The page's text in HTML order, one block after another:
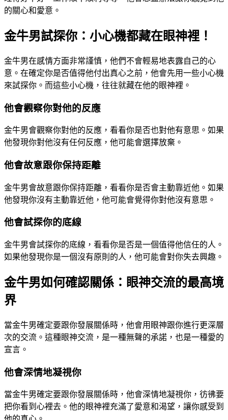
的關心和愛意。
金牛男試探你：小心機都藏在眼神裡！
金牛男在感情方面非常謹慎，他們不會輕易地表露自己的心
意。在確定你是否值得他付出真心之前，他會先用一些小心機
來試探你。而這些小心機，往往就藏在他的眼神裡。
他會觀察你對他的反應
金牛男會觀察你對他的反應，看看你是否也對他有意思。如果
他發現你對他沒有任何反應，他可能會選擇放棄。
他會故意跟你保持距離
金牛男會故意跟你保持距離，看看你是否會主動靠近他。如果
他發現你沒有主動靠近他，他可能會覺得你對他沒有意思。
他會試探你的底線
金牛男會試探你的底線，看看你是否是一個值得他信任的人。
如果他發現你是一個沒有原則的人，他可能會對你失去興趣。
金牛男如何確認關係：眼神交流的最高境
界
當金牛男確定要跟你發展關係時，他會用眼神跟你進行更深層
次的交流。這種眼神交流，是一種無聲的承諾，也是一種愛的
宣言。
他會深情地凝視你
當金牛男確定要跟你發展關係時，他會深情地凝視你，彷彿要
把你看到心裡去。他的眼神裡充滿了愛意和渴望，讓你感受到